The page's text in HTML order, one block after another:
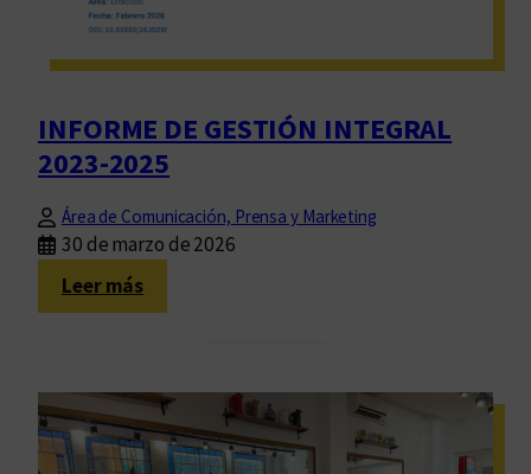
R
I
L
E
S
U
N
V
S
I
T
INFORME DE GESTIÓN INTEGRAL
2023-2025
Área de Comunicación, Prensa y Marketing
30 de marzo de 2026
Leer más:
I
O
R
M